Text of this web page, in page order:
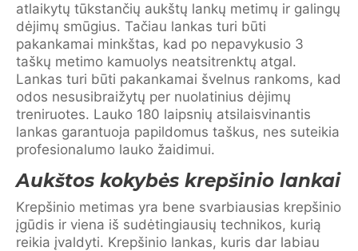
atlaikytų tūkstančių aukštų lankų metimų ir galingų
dėjimų smūgius. Tačiau lankas turi būti
pakankamai minkštas, kad po nepavykusio 3
taškų metimo kamuolys neatsitrenktų atgal.
Lankas turi būti pakankamai švelnus rankoms, kad
odos nesusibraižytų per nuolatinius dėjimų
treniruotes. Lauko 180 laipsnių atsilaisvinantis
lankas garantuoja papildomus taškus, nes suteikia
profesionalumo lauko žaidimui.
Aukštos kokybės krepšinio lankai
Krepšinio metimas yra bene svarbiausias krepšinio
įgūdis ir viena iš sudėtingiausių technikos, kurią
reikia įvaldyti. Krepšinio lankas, kuris dar labiau